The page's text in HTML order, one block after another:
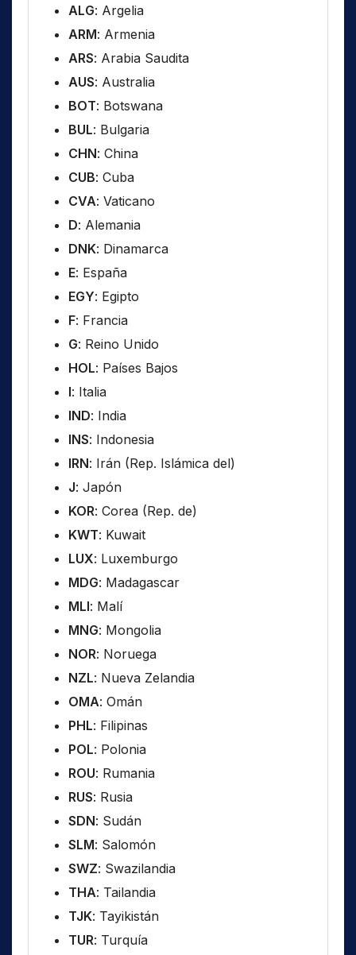
ALG: Argelia
ARM: Armenia
ARS: Arabia Saudita
AUS: Australia
BOT: Botswana
BUL: Bulgaria
CHN: China
CUB: Cuba
CVA: Vaticano
D: Alemania
DNK: Dinamarca
E: España
EGY: Egipto
F: Francia
G: Reino Unido
HOL: Países Bajos
I: Italia
IND: India
INS: Indonesia
IRN: Irán (Rep. Islámica del)
J: Japón
KOR: Corea (Rep. de)
KWT: Kuwait
LUX: Luxemburgo
MDG: Madagascar
MLI: Malí
MNG: Mongolia
NOR: Noruega
NZL: Nueva Zelandia
OMA: Omán
PHL: Filipinas
POL: Polonia
ROU: Rumania
RUS: Rusia
SDN: Sudán
SLM: Salomón
SWZ: Swazilandia
THA: Tailandia
TJK: Tayikistán
TUR: Turquía